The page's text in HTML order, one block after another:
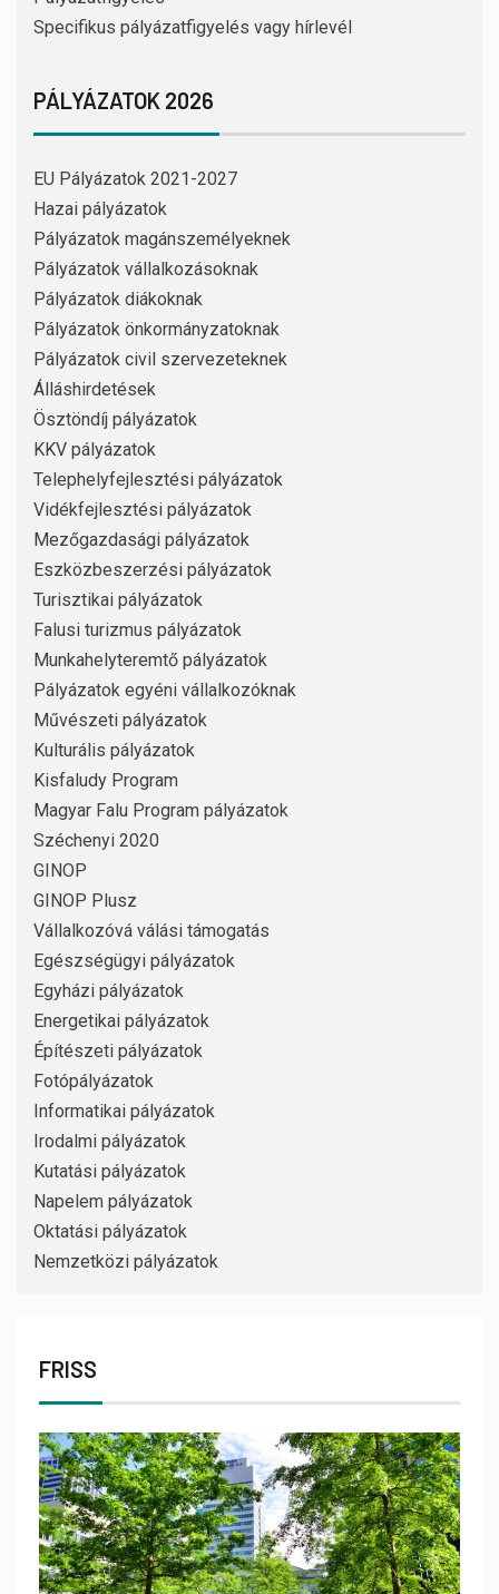
Specifikus pályázatfigyelés vagy hírlevél
PÁLYÁZATOK 2026
EU Pályázatok 2021-2027
Hazai pályázatok
Pályázatok magánszemélyeknek
Pályázatok vállalkozásoknak
Pályázatok diákoknak
Pályázatok önkormányzatoknak
Pályázatok civil szervezeteknek
Álláshirdetések
Ösztöndíj pályázatok
KKV pályázatok
Telephelyfejlesztési pályázatok
Vidékfejlesztési pályázatok
Mezőgazdasági pályázatok
Eszközbeszerzési pályázatok
Turisztikai pályázatok
Falusi turizmus pályázatok
Munkahelyteremtő pályázatok
Pályázatok egyéni vállalkozóknak
Művészeti pályázatok
Kulturális pályázatok
Kisfaludy Program
Magyar Falu Program pályázatok
Széchenyi 2020
GINOP
GINOP Plusz
Vállalkozóvá válási támogatás
Egészségügyi pályázatok
Egyházi pályázatok
Energetikai pályázatok
Építészeti pályázatok
Fotópályázatok
Informatikai pályázatok
Irodalmi pályázatok
Kutatási pályázatok
Napelem pályázatok
Oktatási pályázatok
Nemzetközi pályázatok
FRISS